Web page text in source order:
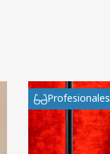
Profesionales